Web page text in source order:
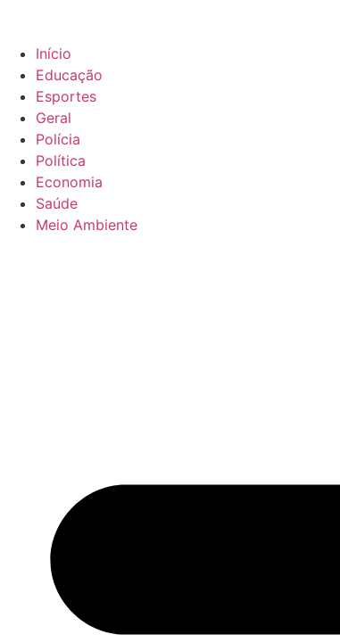
Início
Educação
Esportes
Geral
Polícia
Política
Economia
Saúde
Meio Ambiente